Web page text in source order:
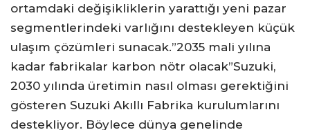
ortamdaki değişikliklerin yarattığı yeni pazar
segmentlerindeki varlığını destekleyen küçük
ulaşım çözümleri sunacak.”2035 mali yılına
kadar fabrikalar karbon nötr olacak”Suzuki,
2030 yılında üretimin nasıl olması gerektiğini
gösteren Suzuki Akıllı Fabrika kurulumlarını
destekliyor. Böylece dünya genelinde